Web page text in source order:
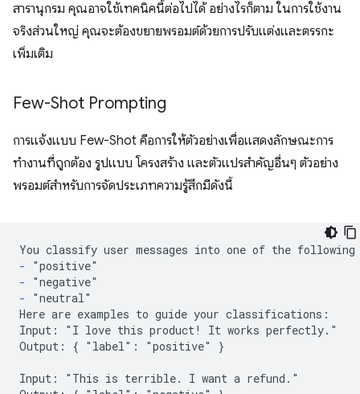
สารานุกรม คุณอาจใช้เทคนิคนี้ต่อไปได้ อย่างไรก็ตาม ในการใช้งาน
จริงส่วนใหญ่ คุณจะต้องขยายพรอมต์ด้วยการปรับแต่งและตรรกะ
เพิ่มเติม
Few-Shot Prompting
การแจ้งแบบ Few-Shot คือการให้ตัวอย่างเพื่อแสดงลักษณะการ
ทำงานที่ถูกต้อง รูปแบบ โครงสร้าง และตัวแปรสำคัญอื่นๆ ตัวอย่าง
พรอมต์สำหรับการจัดประเภทความรู้สึกมีดังนี้
-
-
-
"neutral"
Here are examples to guide your classifications:
Input: "I love this product! It works perfectly."
Output: { "label": "positive" }
Input: "This is terrible. I want a refund."